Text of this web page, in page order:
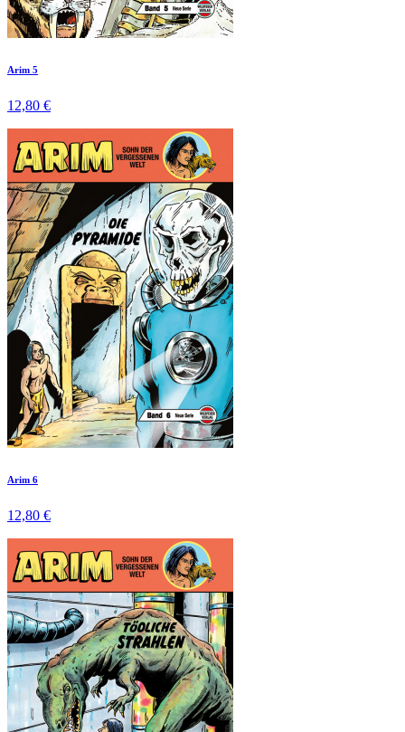
Arim 5
12,80 €
Arim 6
12,80 €